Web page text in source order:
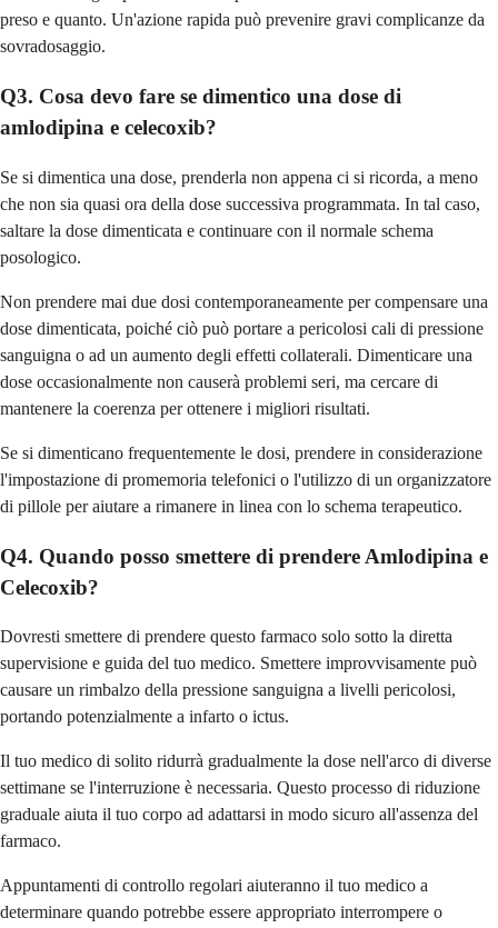
preso e quanto. Un'azione rapida può prevenire gravi complicanze da
sovradosaggio.
Q3. Cosa devo fare se dimentico una dose di
amlodipina e celecoxib?
Se si dimentica una dose, prenderla non appena ci si ricorda, a meno
che non sia quasi ora della dose successiva programmata. In tal caso,
saltare la dose dimenticata e continuare con il normale schema
posologico.
Non prendere mai due dosi contemporaneamente per compensare una
dose dimenticata, poiché ciò può portare a pericolosi cali di pressione
sanguigna o ad un aumento degli effetti collaterali. Dimenticare una
dose occasionalmente non causerà problemi seri, ma cercare di
mantenere la coerenza per ottenere i migliori risultati.
Se si dimenticano frequentemente le dosi, prendere in considerazione
l'impostazione di promemoria telefonici o l'utilizzo di un organizzatore
di pillole per aiutare a rimanere in linea con lo schema terapeutico.
Q4. Quando posso smettere di prendere Amlodipina e
Celecoxib?
Dovresti smettere di prendere questo farmaco solo sotto la diretta
supervisione e guida del tuo medico. Smettere improvvisamente può
causare un rimbalzo della pressione sanguigna a livelli pericolosi,
portando potenzialmente a infarto o ictus.
Il tuo medico di solito ridurrà gradualmente la dose nell'arco di diverse
settimane se l'interruzione è necessaria. Questo processo di riduzione
graduale aiuta il tuo corpo ad adattarsi in modo sicuro all'assenza del
farmaco.
Appuntamenti di controllo regolari aiuteranno il tuo medico a
determinare quando potrebbe essere appropriato interrompere o